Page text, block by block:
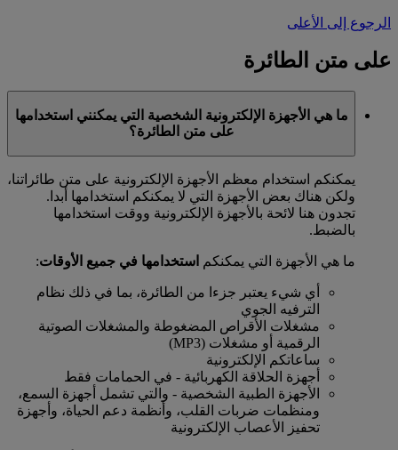
الرجوع إلى الأعلى
على متن الطائرة
ما هي الأجهزة الإلكترونية الشخصية التي يمكنني استخدامها
على متن الطائرة؟
يمكنكم استخدام معظم الأجهزة الإلكترونية على متن طائراتنا،
ولكن هناك بعض الأجهزة التي لا يمكنكم استخدامها أبدا.
تجدون هنا لائحة بالأجهزة الإلكترونية ووقت استخدامها
بالضبط.
ما هي الأجهزة التي يمكنكم استخدامها في جميع الأوقات:
أي شيء يعتبر جزءا من الطائرة، بما في ذلك نظام
الترفيه الجوي
مشغلات الأقراص المضغوطة والمشغلات الصوتية
الرقمية أو مشغلات (MP3)
ساعاتكم الإلكترونية
أجهزة الحلاقة الكهربائية - في الحمامات فقط
الأجهزة الطبية الشخصية - والتي تشمل أجهزة السمع،
ومنظمات ضربات القلب، وأنظمة دعم الحياة، وأجهزة
تحفيز الأعصاب الإلكترونية